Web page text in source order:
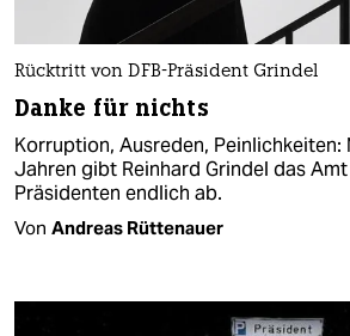
Rücktritt von DFB-Präsident Grindel
Danke für nichts
Korruption, Ausreden, Peinlichkeiten:
Jahren gibt Reinhard Grindel das Amt
Präsidenten endlich ab.
Von Andreas Rüttenauer